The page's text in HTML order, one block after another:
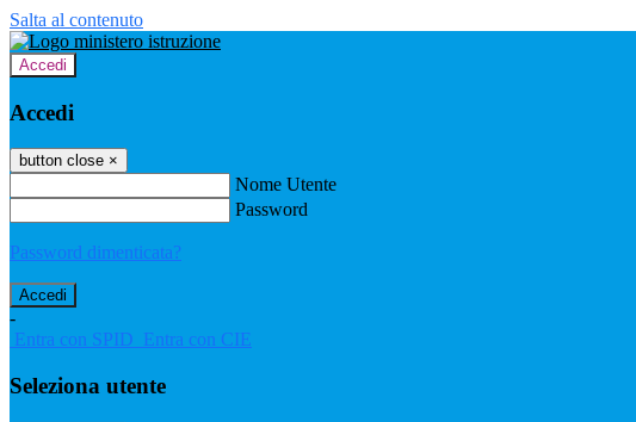
Salta al contenuto
Accedi
Accedi
button close ×
Nome Utente
Password
Password dimenticata?
-
Entra con SPID Entra con CIE
Seleziona utente